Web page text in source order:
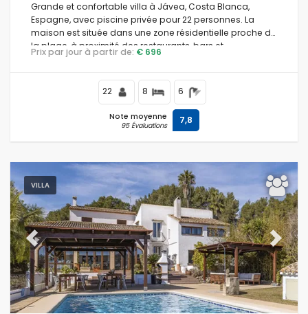
Grande et confortable villa à Jávea, Costa Blanca,
Espagne, avec piscine privée pour 22 personnes. La
maison est située dans une zone résidentielle proche de
la plage, à proximité des restaurants, bars et
supermarchés, à 1 km de la plage El Arenal, Jávea, et à 1
Prix par jour à partir de: € 696
22 8 6
Note moyenne
95 Évaluations 7,8
VILLA
Previous Next